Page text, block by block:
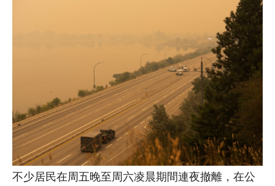
不少居民在周五晚至周六凌晨期間連夜撤離，在公